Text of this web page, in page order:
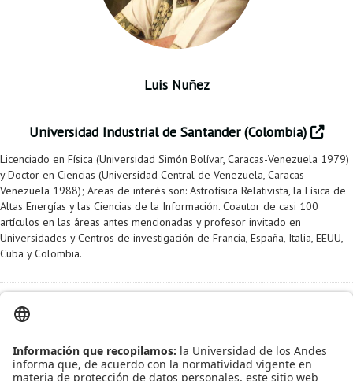
Luis Nuñez
Universidad Industrial de Santander (Colombia)
Licenciado en Física (Universidad Simón Bolívar, Caracas-Venezuela 1979)
y Doctor en Ciencias (Universidad Central de Venezuela, Caracas-
Venezuela 1988); Areas de interés son: Astrofísica Relativista, la Física de
Altas Energías y las Ciencias de la Información. Coautor de casi 100
artículos en las áreas antes mencionadas y profesor invitado en
Universidades y Centros de investigación de Francia, España, Italia, EEUU,
Cuba y Colombia.
Información adicional
Hora:
8:00am - 5:00pm
Lugar:
Auditorio Lleras